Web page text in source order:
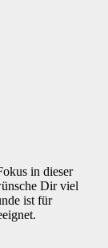
in dieser
Dir viel
ist für